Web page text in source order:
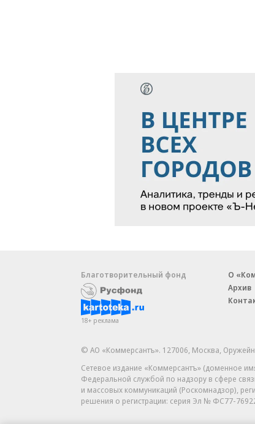
Благотворительный фонд
18+ реклама
О
Архив
© АО «Коммерсантъ». 127006, Москва,
Сетевое издание «Коммерсантъ» (доменное
Федеральной службой по надзору в сфере
и массовых коммуникаций (Роскомнадзор),
решения о регистрации: серия Эл № ФС77-